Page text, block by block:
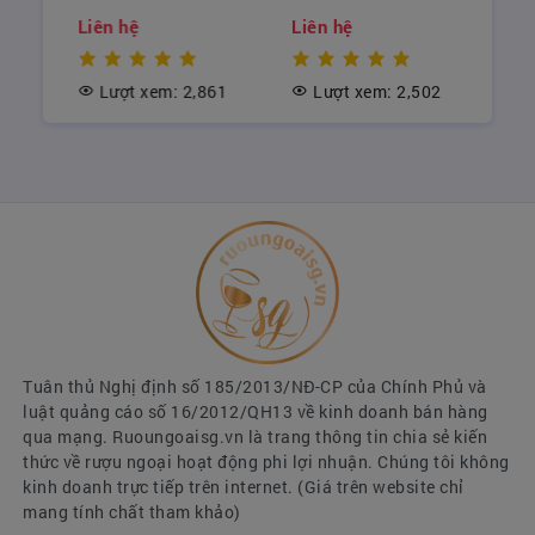
Whisky là loại rượu mạnh được lên men từ ngũ
cốc sau đó chưng cất bằng các nồi đồng để nồng
độ cồn trong rượu whisky dao động từ 40 đến
Rượu whisky là loại đồ uống chứa nhiều
carbonhydrate mà không có chất béo hay
cholesterol. Theo các chuyên gia dinh dưỡng, chỉ
nên uống từ 25ml đến 30ml mỗi ngày đối với phụ
nữ. Còn nam giới được uống từ 35ml đến 40ml
Liên hệ
Lượt xem: 2,861
Liên hệ
Lượt xem: 2,502
Tuân thủ Nghị định số 185/2013/NĐ-CP của Chính Phủ và
luật quảng cáo số 16/2012/QH13 về kinh doanh bán hàng
qua mạng. Ruoungoaisg.vn là trang thông tin chia sẻ kiến
thức về rượu ngoại hoạt động phi lợi nhuận. Chúng tôi không
kinh doanh trực tiếp trên internet. (Giá trên website chỉ
mang tính chất tham khảo)